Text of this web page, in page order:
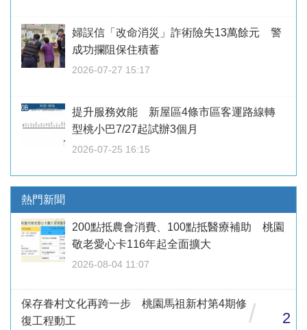
婦誤信「改命消災」詐術險失13萬餘元 警
成功攔阻保住積蓄
2026-07-27 15:17
提升服務效能 新屋區4條市區客運路線轉
型桃小巴7/27起試辦3個月
2026-07-25 16:15
熱門新聞
200點抵農會消費、100點抵醫療補助 桃園
敬老愛心卡116年起全面擴大
2026-08-04 11:07
保存眷村文化再跨一步 桃園馬祖新村第4期修
復工程動工
/ 2